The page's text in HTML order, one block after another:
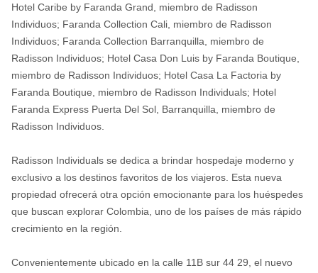
Hotel Caribe by Faranda Grand, miembro de Radisson
Individuos; Faranda Collection Cali, miembro de Radisson
Individuos; Faranda Collection Barranquilla, miembro de
Radisson Individuos; Hotel Casa Don Luis by Faranda Boutique,
miembro de Radisson Individuos; Hotel Casa La Factoria by
Faranda Boutique, miembro de Radisson Individuals; Hotel
Faranda Express Puerta Del Sol, Barranquilla, miembro de
Radisson Individuos.
Radisson Individuals se dedica a brindar hospedaje moderno y
exclusivo a los destinos favoritos de los viajeros. Esta nueva
propiedad ofrecerá otra opción emocionante para los huéspedes
que buscan explorar Colombia, uno de los países de más rápido
crecimiento en la región.
Convenientemente ubicado en la calle 11B sur 44 29, el nuevo